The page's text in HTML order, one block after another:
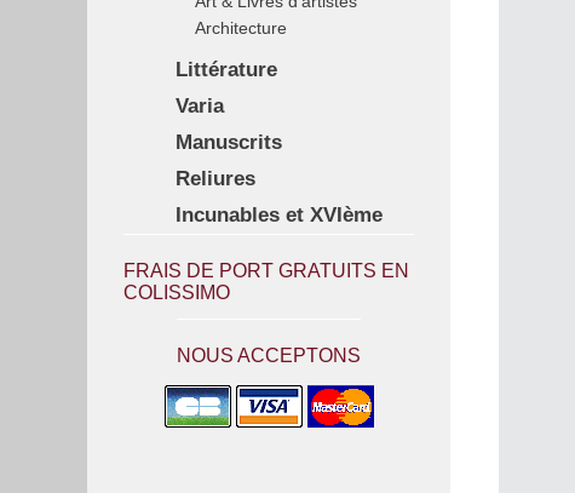
Architecture
Littérature
Varia
Manuscrits
Reliures
Incunables et XVIème
FRAIS DE PORT GRATUITS EN
COLISSIMO
NOUS ACCEPTONS